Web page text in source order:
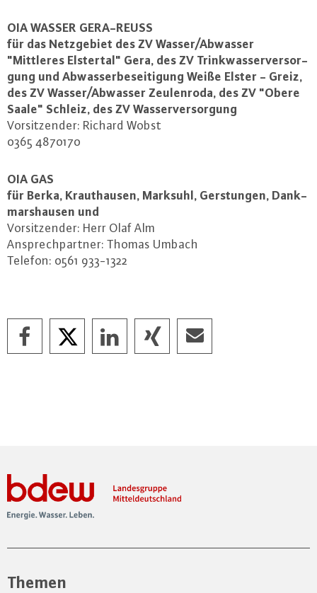
OIA WASSER GE­RA-REUSS
für das Netz­ge­biet des ZV Wasser/Abwasser
"Mittleres Elstertal" Gera, des ZV Trink­was­ser­ver­sor­
gung und Ab­was­ser­be­sei­ti­gung Weiße Elster - Greiz,
des ZV Wasser/Abwasser Zeu­len­ro­da, des ZV "Obere
Saale" Schleiz, des ZV Was­ser­ver­sor­gung
Vor­sit­zen­der: Richard Wobst
0365 4870170
OIA GAS
für Berka, Kraut­hau­sen, Marksuhl, Ger­s­tun­gen, Dank­
mar­shau­sen und
Vor­sit­zen­der: Herr Olaf Alm
An­sprech­part­ner: Thomas Umbach
Telefon: 0561 933-1322
Themen